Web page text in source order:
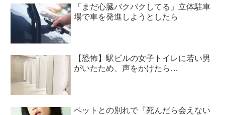
「まだ心臓バクバクしてる」立体駐車
場で車を発進しようとしたら
【恐怖】駅ビルの女子トイレに若い男
がいたため、声をかけたら…
ペットとの別れで『死んだら会えない